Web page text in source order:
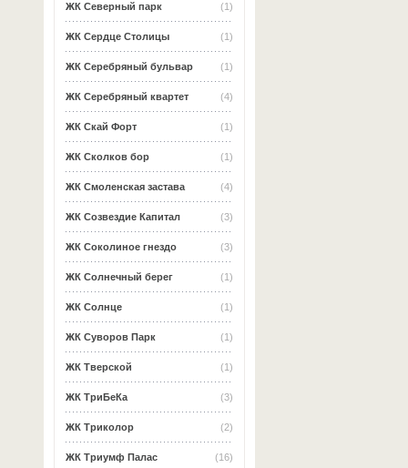
(1)
ЖК Северный парк
(1)
ЖК Сердце Столицы
(1)
ЖК Серебряный бульвар
(4)
ЖК Серебряный квартет
(1)
ЖК Скай Форт
(1)
ЖК Сколков бор
(4)
ЖК Смоленская застава
(3)
ЖК Созвездие Капитал
(3)
ЖК Соколиное гнездо
(1)
ЖК Солнечный берег
(1)
ЖК Солнце
(1)
ЖК Суворов Парк
(1)
ЖК Тверской
(3)
ЖК ТриБеКа
(2)
ЖК Триколор
(16)
ЖК Триумф Палас